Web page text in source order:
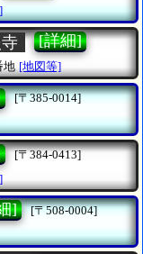
[詳細]
地 [地図等]
[〒385-0014]
[〒384-0413]
]
[〒508-0004]